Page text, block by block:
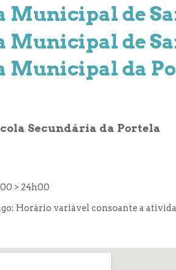
Municipal de
Municipal de
Municipal da
Secundária da Portela
> 24h00
Horário variável consoante a